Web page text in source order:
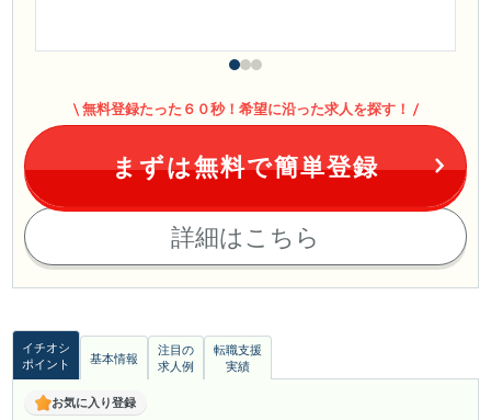
詳細はこちら
無料登録たった６０秒！希望に沿った求人を探す！
まずは無料で簡単登録
イチオシ
ポイント
基本情報
注目の
求人例
転職支援
実績
お気に入り登録